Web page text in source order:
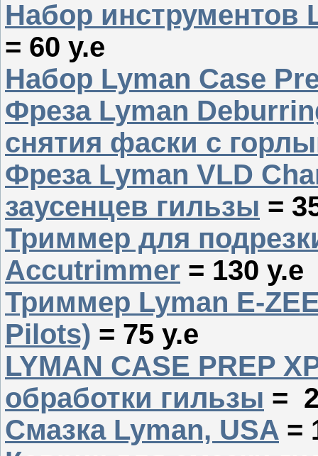
Набор инструментов
= 60 у.е
Набор Lyman Case
Фреза Lyman
снятия фаски с
Фреза Lyman VLD
заусенцев гильзы =
Триммер для
Accutrimmer = 130 у.е
Триммер Lyman E-
Pilots) = 75 у.е
LYMAN CASE PREP
обработки гильзы =
Смазка Lyman, USA =